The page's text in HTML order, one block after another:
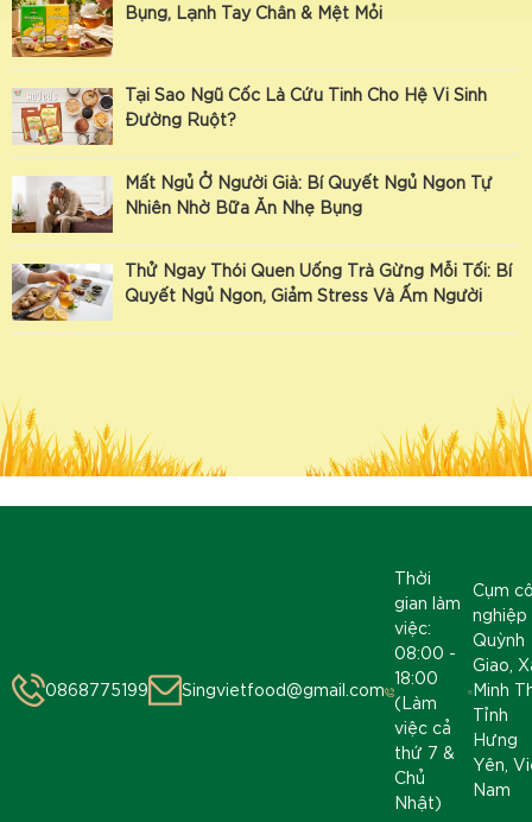
Bụng, Lạnh Tay Chân & Mệt Mỏi
Tại Sao Ngũ Cốc Là Cứu Tinh Cho Hệ Vi Sinh
Đường Ruột?
Mất Ngủ Ở Người Già: Bí Quyết Ngủ Ngon Tự
Nhiên Nhờ Bữa Ăn Nhẹ Bụng
Thử Ngay Thói Quen Uống Trà Gừng Mỗi Tối: Bí
Quyết Ngủ Ngon, Giảm Stress Và Ấm Người
0868775199 Singvietfood@gmail.com
Thời
gian làm
việc:
08:00 -
18:00
(Làm
việc cả
thứ 7 &
Chủ
Nhật)
Cụm
nghiệp
Quỳnh
Giao,
Minh
Tỉnh
Hưng
Yên,
Nam